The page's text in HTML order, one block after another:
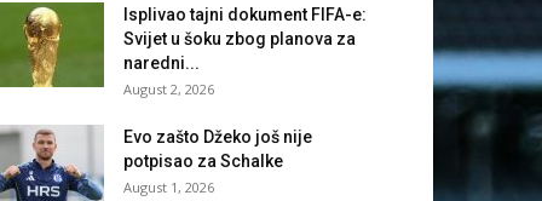
Isplivao tajni dokument FIFA-e:
Svijet u šoku zbog planova za
naredni...
August 2, 2026
Evo zašto Džeko još nije
potpisao za Schalke
August 1, 2026